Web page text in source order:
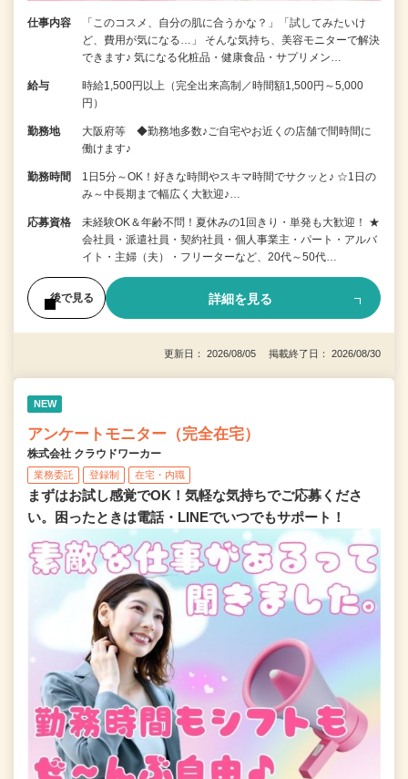
仕事内容
「このコスメ、自分の肌に合うかな？」「試してみたいけ
ど、費用が気になる…」 そんな気持ち、美容モニターで解決
できます♪ 気になる化粧品・健康食品・サプリメン…
給与
時給1,500円以上（完全出来高制／時間額1,500円～5,000
円）
勤務地
大阪府等 ◆勤務地多数♪ご自宅やお近くの店舗で間時間に
働けます♪
勤務時間
1日5分～OK！好きな時間やスキマ時間でサクッと♪ ☆1日の
み～中長期まで幅広く大歓迎♪…
応募資格
未経験OK＆年齢不問！夏休みの1回きり・単発も大歓迎！ ★
会社員・派遣社員・契約社員・個人事業主・パート・アルバ
イト・主婦（夫）・フリーターなど、20代～50代…
後で見る 詳細を見る
更新日： 2026/08/05 掲載終了日： 2026/08/30
NEW
アンケートモニター（完全在宅）
株式会社 クラウドワーカー
業務委託 登録制 在宅・内職
まずはお試し感覚でOK！気軽な気持ちでご応募くださ
い。困ったときは電話・LINEでいつでもサポート！